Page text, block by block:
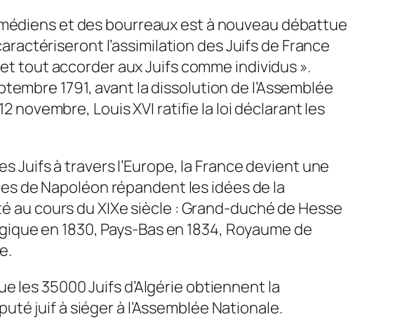
et des bourreaux est à nouveau débattue
l’assimilation des Juifs de France
tout accorder aux Juifs comme individus ».
1791, avant la dissolution de l’Assemblée
novembre, Louis XVI ratifie la loi déclarant les
Juifs à travers l’Europe, la France devient une
de Napoléon répandent les idées de la
cours du XIXe siècle : Grand-duché de Hesse
en 1830, Pays-Bas en 1834, Royaume de
les 35000 Juifs d’Algérie obtiennent la
juif à siéger à l’Assemblée Nationale.